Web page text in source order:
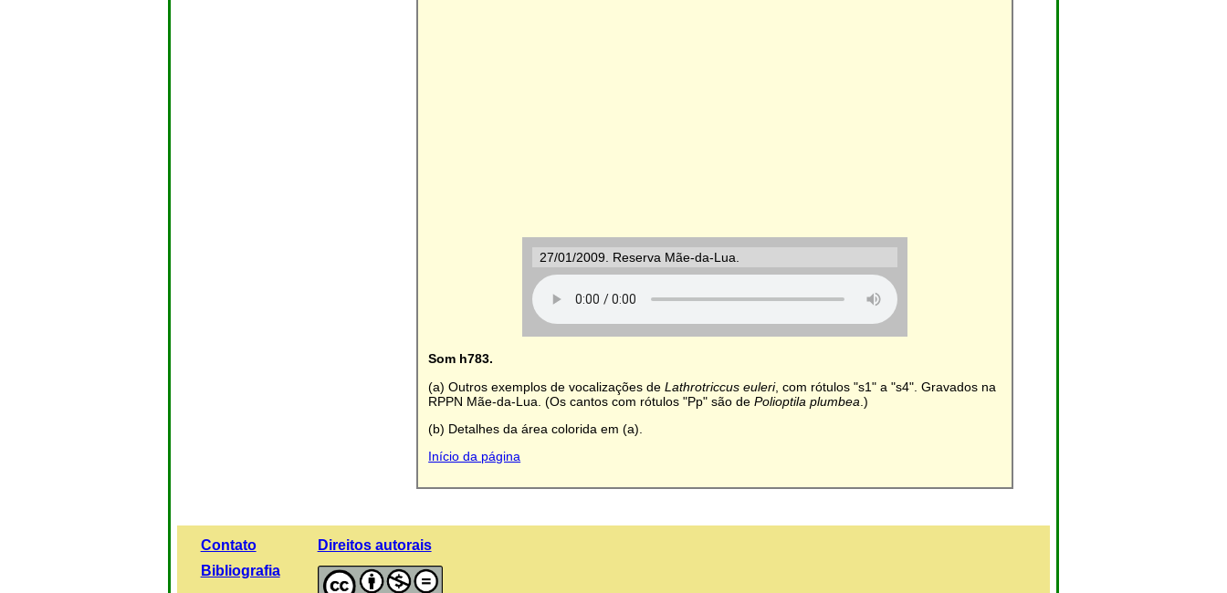
27/01/2009. Reserva Mãe-da-Lua.
Som h783.
(a) Outros exemplos de vocalizações deLathrotriccus euleri, com rótulos "s1" a "s4". Gravados na
RPPN Mãe-da-Lua. (Os cantos com rótulos "Pp" são dePolioptila plumbea .)
(b) Detalhes da área colorida em (a).
Início da página
Contato
Bibliografia
Direitos autorais